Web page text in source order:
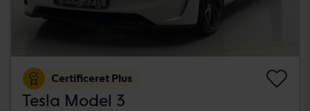
Certificeret Plus
Tesla Model 3